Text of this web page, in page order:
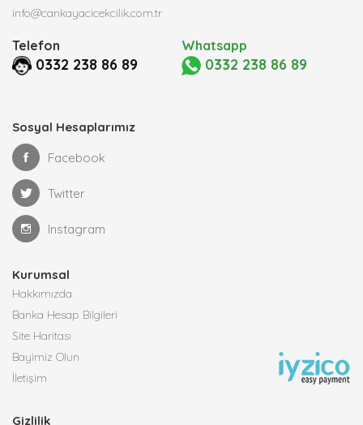
info@cankayacicekcilik.com.tr
Telefon
0332 238 86 89
Whatsapp
0332 238 86 89
Sosyal Hesaplarımız
Facebook
Twitter
Instagram
Kurumsal
Hakkımızda
Banka Hesap Bilgileri
Site Haritası
Bayimiz Olun
İletişim
Gizlilik